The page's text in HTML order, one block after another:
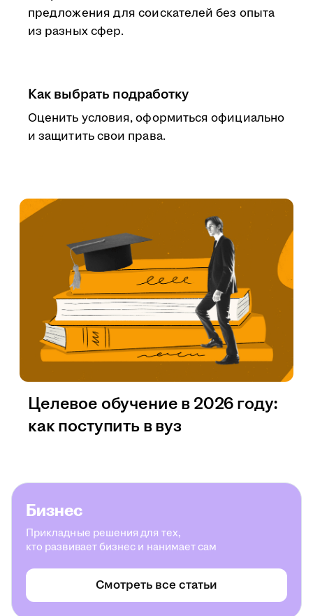
предложения для соискателей без опыта
из разных сфер.
Как выбрать подработку
Оценить условия, оформиться официально
и защитить свои права.
Целевое обучение в 2026 году:
как поступить в вуз
Бизнес
Прикладные решения для тех,
кто развивает бизнес и нанимает сам
Смотреть все статьи